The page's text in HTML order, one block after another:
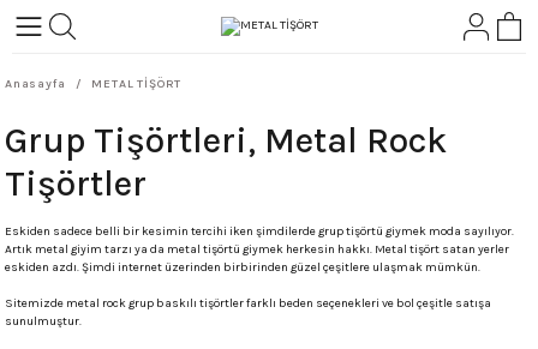
Geri Dön
ROCK
Geri Dön
Anasayfa METAL TİŞÖRT
Grup Tişörtleri, Metal Rock
Tişörtler
Eskiden sadece belli bir kesimin tercihi iken şimdilerde grup tişörtü giymek moda sayılıyor.
Artık metal giyim tarzı ya da metal tişörtü giymek herkesin hakkı. Metal tişört satan yerler
eskiden azdı. Şimdi internet üzerinden birbirinden güzel çeşitlere ulaşmak mümkün.
Sitemizde metal rock grup baskılı tişörtler farklı beden seçenekleri ve bol çeşitle satışa
sunulmuştur.